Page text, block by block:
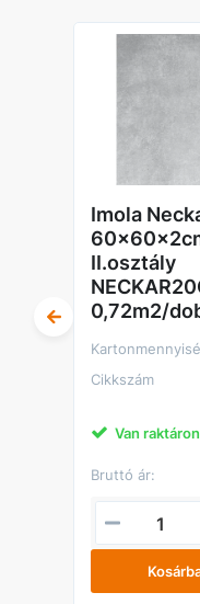
Imola
II.osztály
0,72m2/
Cikkszám
Van raktáron
Bruttó ár: